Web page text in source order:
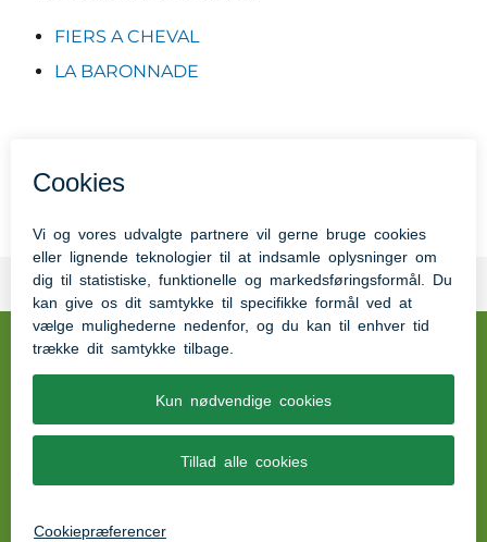
FIERS A CHEVAL
LA BARONNADE
Alt undervisningsmateriale samt videoer kan
Pædagogisk UdviklingsCenter Aabenraa (PUC)
Tinglev Midt 2, 6360 Tinglev
EAN: 5798005098805